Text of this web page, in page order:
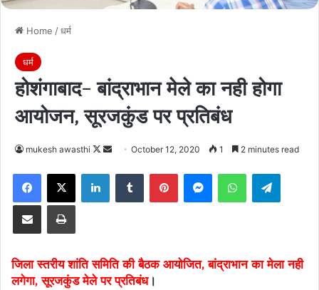
Home /धर्म
धर्म
होशंगाबाद- बांद्राभान मेले का नही होगा
आयोजन, सूरजकुंड पर प्रतिबंध
mukesh awasthi
Follow
Send
email
October 12, 2020 1 2 minutes read
Facebook
X LinkedInTumblr PinterestMessengerWhatsApp
Share via Email Print
जिला स्तरीय शांति समिति की बैठक आयोजित, बांद्राभान का मेला नही
लगेगा, सूरजकुंड मेले पर प्रतिबंध।